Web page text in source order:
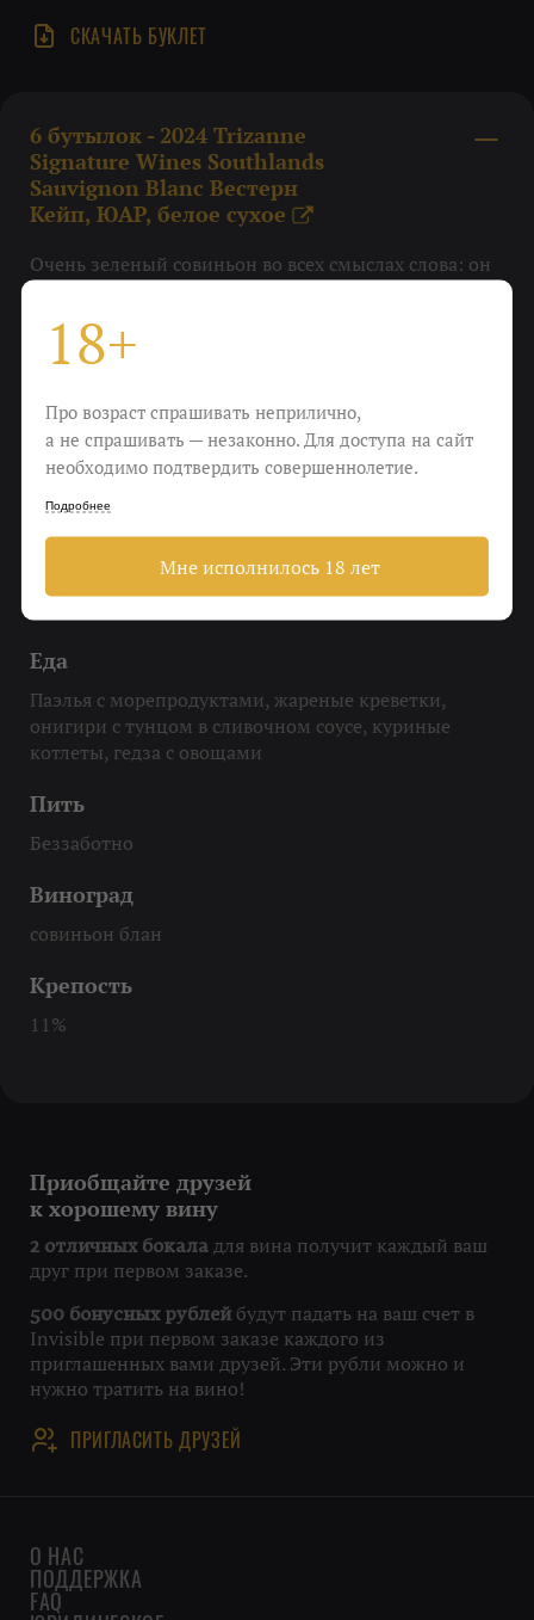
СКАЧАТЬ БУКЛЕТ
6 бутылок - 2024 Trizanne
Signature Wines Southlands
Sauvignon Blanc Вестерн
Кейп, ЮАР, белое сухое X
Очень зеленый совиньон во всех смыслах слова: он
свежий — 2024 года рождения; смородиновый — и
крыжовник/лайм/грейпфрут. Плюс низкий
алкоголь и гастрономичная универсальность. Очень
Вкус
белая, ментол
Еда
Паэлья с морепродуктами, жареные креветки,
онигири с тунцом в сливочном соусе, куриные
котлеты, гедза с овощами
Пить
Беззаботно
Виноград
совиньон блан
Крепость
11%
Приобщайте друзей
к хорошему вину
2 отличных бокала для вина получит каждый ваш
друг при первом заказе.
500 бонусных рублей будут падать на ваш счет в
Invisible при первом заказе каждого из
приглашенных вами друзей. Эти рубли можно и
нужно тратить на вино!
ПРИГЛАСИТЬ ДРУЗЕЙ
О НАС
ПОДДЕРЖКА
FAQ
18+
Про возраст спрашивать неприлично,
а не спрашивать — незаконно. Для доступа на сайт
необходимо подтвердить совершеннолетие.
Подробнее
Мне исполнилось 18 лет